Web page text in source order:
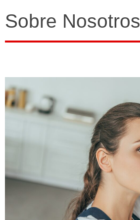
Sobre Nosotros